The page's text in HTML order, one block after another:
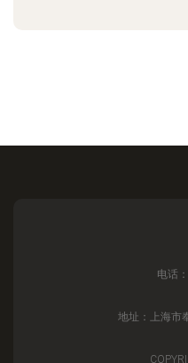
电话
地址：上海市